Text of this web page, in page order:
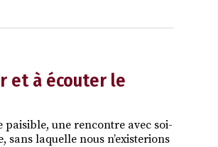
et à écouter le
une rencontre avec soi-
laquelle nous n’existerions